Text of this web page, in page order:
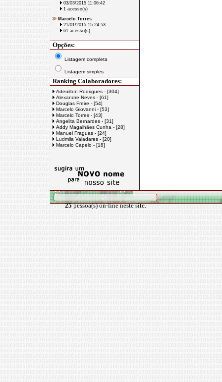
03/03/2015 11:06:42
1 acesso(s)
Marcelo Torres
21/01/2015 15:24:53
61 acesso(s)
Opções:
Listagem completa
Listagem simples
Ranking Colaboradores:
Adenilton Rodrigues - [304]
Alexandre Neves - [61]
Douglas Freire - [54]
Marcelo Giovanni - [53]
Marcelo Torres - [43]
Angelita Bernardes - [31]
Addy Magalhães Cunha - [28]
Manuel Fraguas - [24]
Ludmila Valadares - [20]
Marcelo Capelo - [18]
25pessoa(s) on-line neste site.